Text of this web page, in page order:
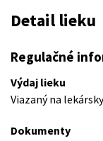
Detail lieku
Regulačné
Výdaj lieku
Viazaný na
Dokumenty